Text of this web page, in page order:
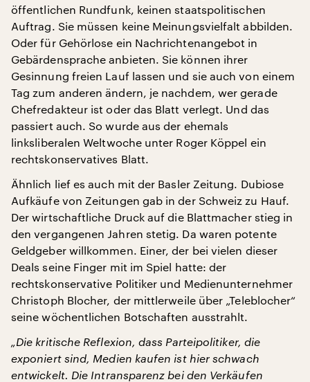
öffentlichen Rundfunk, keinen staatspolitischen
Auftrag. Sie müssen keine Meinungsvielfalt abbilden.
Oder für Gehörlose ein Nachrichtenangebot in
Gebärdensprache anbieten. Sie können ihrer
Gesinnung freien Lauf lassen und sie auch von einem
Tag zum anderen ändern, je nachdem, wer gerade
Chefredakteur ist oder das Blatt verlegt. Und das
passiert auch. So wurde aus der ehemals
linksliberalen Weltwoche unter Roger Köppel ein
rechtskonservatives Blatt.
Ähnlich lief es auch mit der Basler Zeitung. Dubiose
Aufkäufe von Zeitungen gab in der Schweiz zu Hauf.
Der wirtschaftliche Druck auf die Blattmacher stieg in
den vergangenen Jahren stetig. Da waren potente
Geldgeber willkommen. Einer, der bei vielen dieser
Deals seine Finger mit im Spiel hatte: der
rechtskonservative Politiker und Medienunternehmer
Christoph Blocher, der mittlerweile über „Teleblocher“
seine wöchentlichen Botschaften ausstrahlt.
„Die kritische Reflexion, dass Parteipolitiker, die
exponiert sind, Medien kaufen ist hier schwach
entwickelt. Die Intransparenz bei den Verkäufen